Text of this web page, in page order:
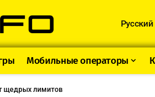
Русский
Мобильные операторы
щедрых лимитов